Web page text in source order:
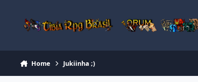
Home Jukiinha ;)